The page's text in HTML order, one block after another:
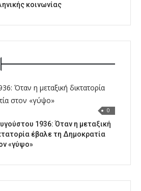
κοινωνίας
0
1936: Όταν η μεταξική
έβαλε τη Δημοκρατία
«γύψο»